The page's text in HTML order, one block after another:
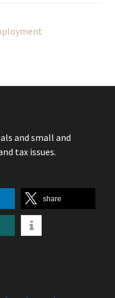
and small and
tax issues.
share